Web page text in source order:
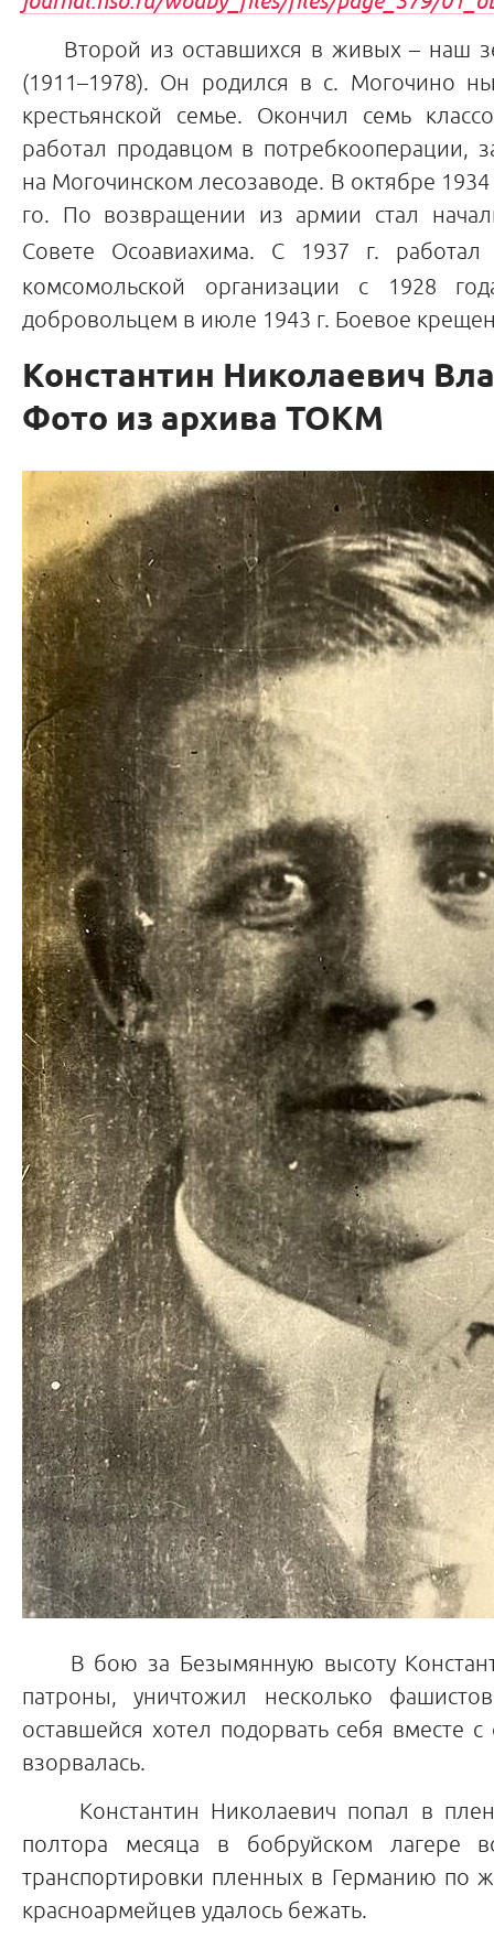
Второй из оставшихся в живых – наш
(1911–1978). Он родился в с. Могочино
крестьянской семье. Окончил семь
работал продавцом в потребкооперации,
на Могочинском лесозаводе. В октябре
го. По возвращении из армии стал
Совете Осоавиахима. С 1937 г.
комсомольской организации с 1928
добровольцем в июле 1943 г. Боевое
Константин Николаевич
Фото из архива ТОКМ
В бою за Безымянную высоту
патроны, уничтожил несколько
оставшейся хотел подорвать себя вместе
взорвалась.
Константин Николаевич попал в
полтора месяца в бобруйском лагере
транспортировки пленных в Германию по
красноармейцев удалось бежать.